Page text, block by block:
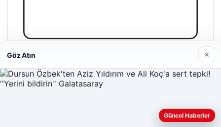
Enes Kaplan Avukatlık Bürosu
28/04/2026
Web sitemizi nasıl kullandığınızı daha iyi anlayabilmek,
Göz Atın ×
Güncel Haberler